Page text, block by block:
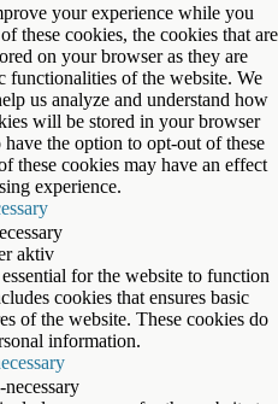
your experience while you
these cookies, the cookies that are
on your browser as they are
functionalities of the website. We
us analyze and understand how
will be stored in your browser
the option to opt-out of these
these cookies may have an effect
experience.
aktiv
for the website to function
cookies that ensures basic
of the website. These cookies do
information.